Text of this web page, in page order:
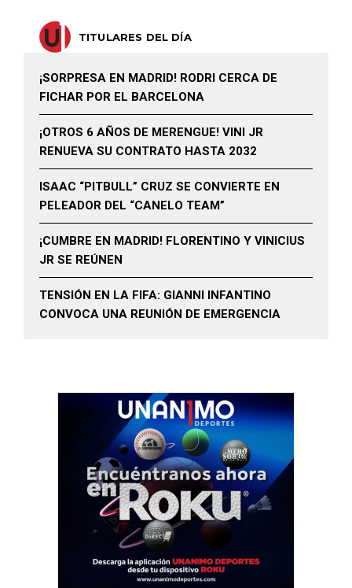
TITULARES DEL DÍA
¡SORPRESA EN MADRID! RODRI CERCA DE
FICHAR POR EL BARCELONA
¡OTROS 6 AÑOS DE MERENGUE! VINI JR
RENUEVA SU CONTRATO HASTA 2032
ISAAC “PITBULL” CRUZ SE CONVIERTE EN
PELEADOR DEL “CANELO TEAM”
¡CUMBRE EN MADRID! FLORENTINO Y VINICIUS
JR SE REÚNEN
TENSIÓN EN LA FIFA: GIANNI INFANTINO
CONVOCA UNA REUNIÓN DE EMERGENCIA